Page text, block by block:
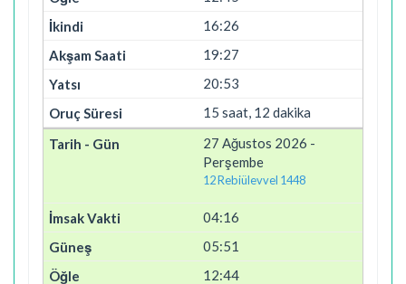
16:26
19:27
20:53
15 saat, 12 dakika
27 Ağustos 2026 -
Perşembe
12 Rebiülevvel 1448
04:16
05:51
12:44